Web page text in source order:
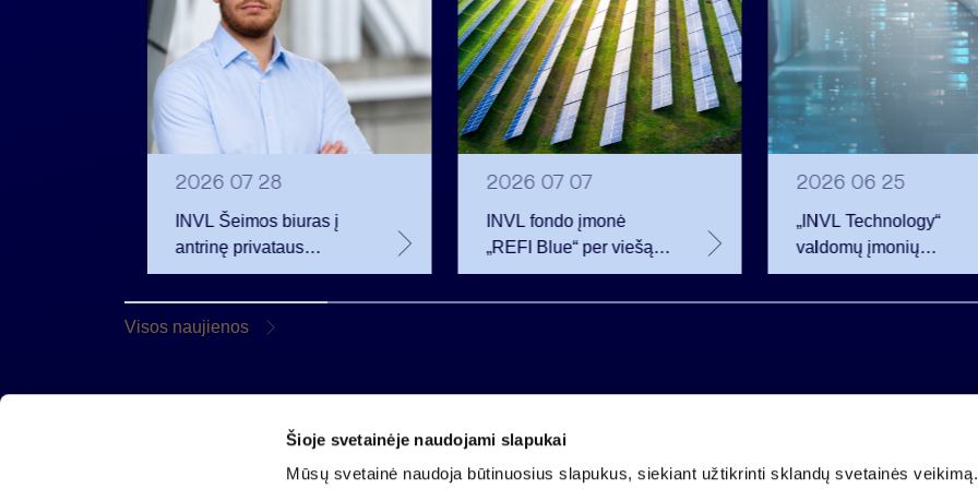
Šioje svetainėje naudojami slapukai
Mūsų svetainė naudoja būtinuosius slapukus, siekiant užtikrinti sklandų svetainės
2026 07 28
INVL Šeimos biuras į
antrinę privataus
kapitalo rinką
investuojantį fondą
pritraukė 17,4 mln. JAV
2026 07 07
INVL fondo įmonė
„REFI Blue“ per viešą
obligacijų emisiją
pritraukė 12 mln. eurų –
2026 06 25
„INVL Technology“
valdomų įmonių
darbuotojai realizavo
opcionus ir tapo
Visos naujienos
Įmonės kodas 121304349